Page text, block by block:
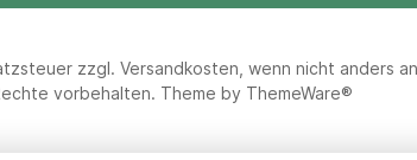
zzgl. Versandkosten, wenn nicht anders
vorbehalten. Theme by ThemeWare®